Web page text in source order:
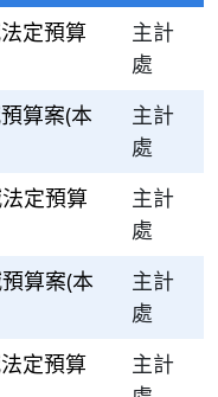
定預算
主計
處
算案(本
主計
處
定預算
主計
處
算案(本
主計
處
定預算
主計